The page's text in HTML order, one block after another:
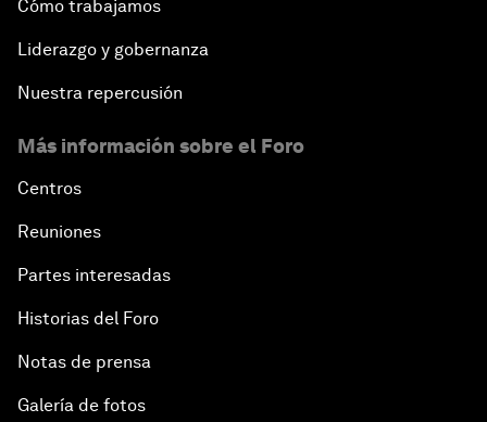
Cómo trabajamos
Liderazgo y gobernanza
Nuestra repercusión
Más información sobre el Foro
Centros
Reuniones
Partes interesadas
Historias del Foro
Notas de prensa
Galería de fotos